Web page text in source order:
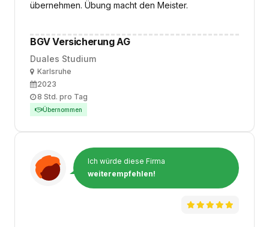
übernehmen. Übung macht den Meister.
BGV Versicherung AG
Duales Studium
OrtKarlsruhe
Ausbildungsbeginn
2023
Arbeitszeit
8 Std. pro Tag
Übernommen
Ich würde diese Firma
weiterempfehlen!